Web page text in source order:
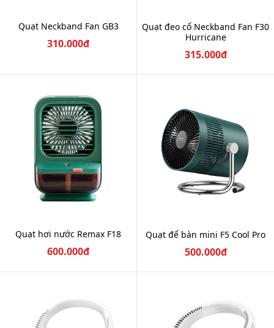
Quạt Neckband Fan GB3
310.000đ
Quạt đeo cổ Neckband Fan F30
Hurricane
315.000đ
Quạt hơi nước Remax F18
600.000đ
Quạt để bàn mini F5 Cool Pro
500.000đ